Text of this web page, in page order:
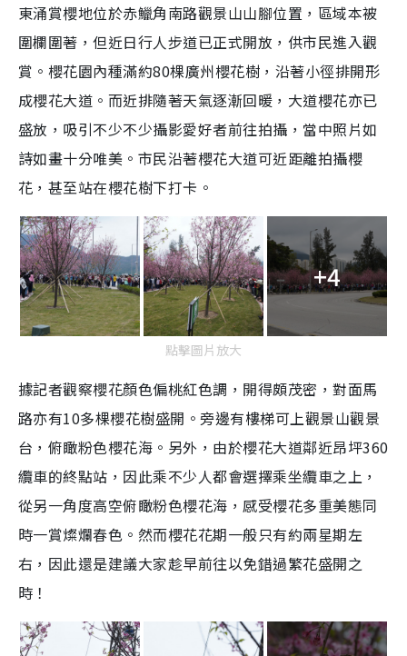
t
e
e
d
2
6
1
3
a
i
n
i
n
T
i
m
e
s
c
e
e
東涌賞櫻地位於赤鱲角南路觀景山山腳位置，區域本被
圍欄圍著，但近日行人步道已正式開放，供市民進入觀
賞。櫻花園內種滿約80棵廣州櫻花樹，沿著小徑排開形
成櫻花大道。而近排隨著天氣逐漸回暖，大道櫻花亦已
盛放，吸引不少不少攝影愛好者前往拍攝，當中照片如
詩如畫十分唯美。市民沿著櫻花大道可近距離拍攝櫻
花，甚至站在櫻花樹下打卡。
+4
點擊圖片放大
據記者觀察櫻花顏色偏桃紅色調，開得頗茂密，對面馬
路亦有10多棵櫻花樹盛開。旁邊有樓梯可上觀景山觀景
台，俯瞰粉色櫻花海。另外，由於櫻花大道鄰近昂坪360
纜車的終點站，因此乘不少人都會選擇乘坐纜車之上，
從另一角度高空俯瞰粉色櫻花海，感受櫻花多重美態同
時一賞燦爛春色。然而櫻花花期一般只有約兩星期左
右，因此還是建議大家趁早前往以免錯過繁花盛開之
時！